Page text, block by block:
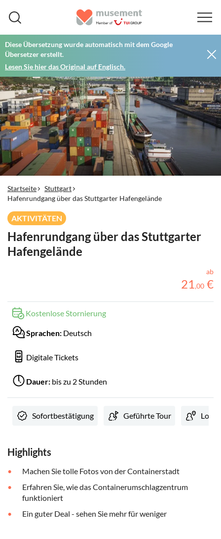
Diese Übersetzung wurde automatisch mit dem Google
Übersetzer erstellt.
Lesen Sie hier das Original auf Englisch.
Startseite
Stuttgart
Hafenrundgang über das Stuttgarter Hafengelände
AKTIVITÄTEN
Hafenrundgang über das Stuttgarter
Hafengelände
ab
21,00 €
Kostenlose Stornierung
Sprachen: Deutsch
Digitale Tickets
Dauer: bis zu 2 Stunden
Sofortbestätigung Geführte Tour
Highlights
Machen Sie tolle Fotos von der Containerstadt
Erfahren Sie, wie das Containerumschlagzentrum
funktioniert
Ein guter Deal - sehen Sie mehr für weniger